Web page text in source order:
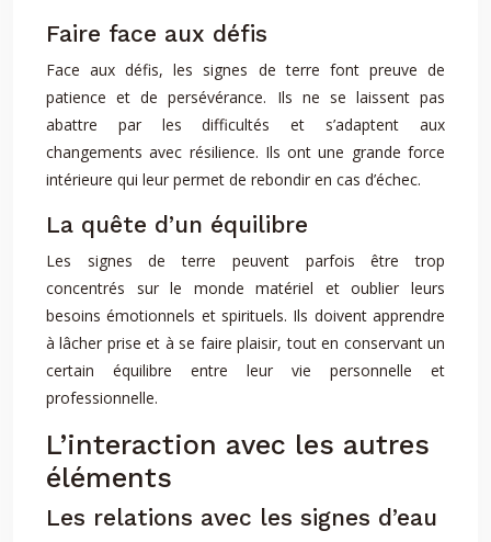
Faire face aux défis
Face aux défis, les signes de terre font preuve de
patience et de persévérance. Ils ne se laissent pas
abattre par les difficultés et s’adaptent aux
changements avec résilience. Ils ont une grande force
intérieure qui leur permet de rebondir en cas d’échec.
La quête d’un équilibre
Les signes de terre peuvent parfois être trop
concentrés sur le monde matériel et oublier leurs
besoins émotionnels et spirituels. Ils doivent apprendre
à lâcher prise et à se faire plaisir, tout en conservant un
certain équilibre entre leur vie personnelle et
professionnelle.
L’interaction avec les autres
éléments
Les relations avec les signes d’eau